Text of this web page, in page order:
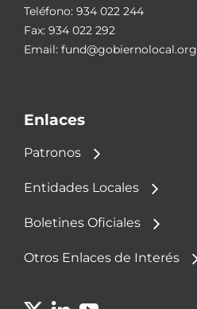
Teléfono: 934 022 244
Fax: 934 022 292
Email: fund@gobiernolocal.org
Enlaces
Patronos
Entidades Locales
Boletines Oficiales
Otros Enlaces de Interés